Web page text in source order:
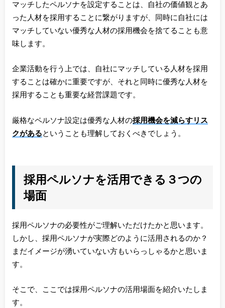
マッチしたペルソナを設定することは、自社の価値観とあ
った人材を採用することに繋がりますが、同時に自社には
マッチしていない優秀な人材の採用機会を捨てることも意
味します。
企業活動を行う上では、自社にマッチしている人材を採用
することは確かに重要ですが、それと同時に優秀な人材を
採用することも重要な経営課題です。
厳格なペルソナ設定は優秀な人材の採用機会を減らすリス
クがあるということも理解しておくべきでしょう。
採用ペルソナを活用できる３つの
場面
採用ペルソナの必要性がご理解いただけたかと思います。
しかし、採用ペルソナが実際どのように活用されるのか？
まだイメージが湧いていない方もいらっしゃるかと思いま
す。
そこで、ここでは採用ペルソナの活用場面を紹介いたしま
す。